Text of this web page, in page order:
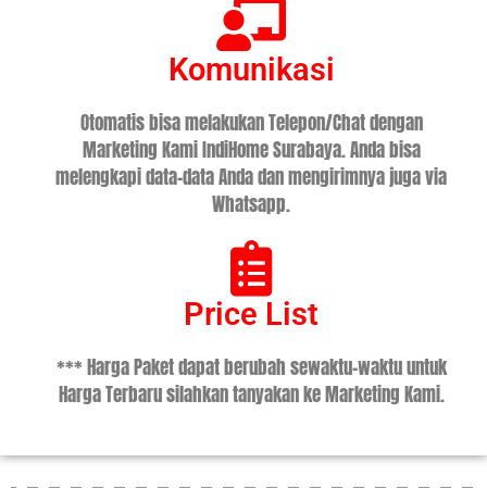
Komunikasi
Otomatis bisa melakukan Telepon/Chat dengan
Marketing Kami IndiHome Surabaya. Anda bisa
melengkapi data-data Anda dan mengirimnya juga via
Whatsapp.
Price List
*** Harga Paket dapat berubah sewaktu-waktu untuk
Harga Terbaru silahkan tanyakan ke Marketing Kami.